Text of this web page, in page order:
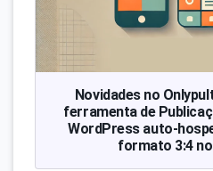
Novidades no
ferramenta de
WordPress auto-
formato 3:4